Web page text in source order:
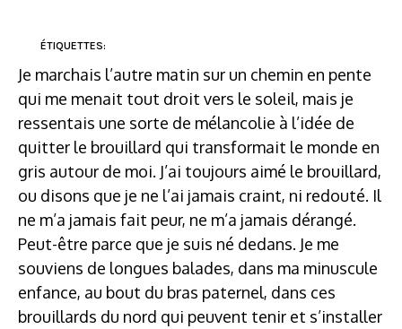
ÉTIQUETTES:
Je marchais l’autre matin sur un chemin en pente
qui me menait tout droit vers le soleil, mais je
ressentais une sorte de mélancolie à l’idée de
quitter le brouillard qui transformait le monde en
gris autour de moi. J’ai toujours aimé le brouillard,
ou disons que je ne l’ai jamais craint, ni redouté. Il
ne m’a jamais fait peur, ne m’a jamais dérangé.
Peut-être parce que je suis né dedans. Je me
souviens de longues balades, dans ma minuscule
enfance, au bout du bras paternel, dans ces
brouillards du nord qui peuvent tenir et s’installer